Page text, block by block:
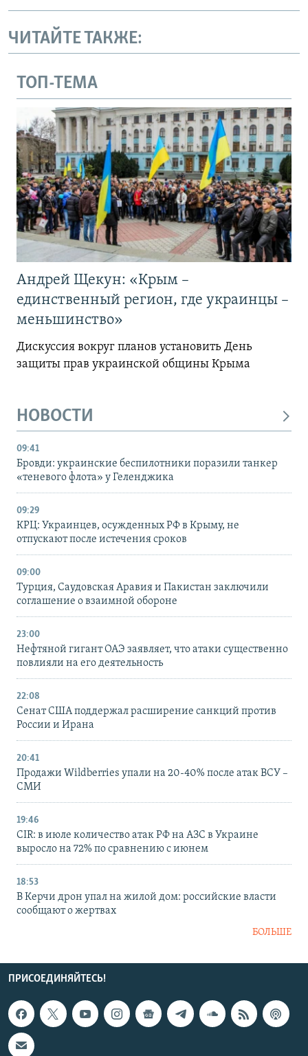
ЧИТАЙТЕ ТАКЖЕ:
ТОП-ТЕМА
Андрей Щекун: «Крым –
единственный регион, где украинцы –
меньшинство»
Дискуссия вокруг планов установить День
защиты прав украинской общины Крыма
НОВОСТИ
09:41
Бровди: украинские беспилотники поразили танкер
«теневого флота» у Геленджика
09:29
КРЦ: Украинцев, осужденных РФ в Крыму, не
отпускают после истечения сроков
09:00
Турция, Саудовская Аравия и Пакистан заключили
соглашение о взаимной обороне
23:00
Нефтяной гигант ОАЭ заявляет, что атаки существенно
повлияли на его деятельность
22:08
Сенат США поддержал расширение санкций против
России и Ирана
20:41
Продажи Wildberries упали на 20-40% после атак ВСУ –
СМИ
19:46
CIR: в июле количество атак РФ на АЗС в Украине
выросло на 72% по сравнению с июнем
18:53
В Керчи дрон упал на жилой дом: российские власти
сообщают о жертвах
БОЛЬШЕ
ПРИСОЕДИНЯЙТЕСЬ!